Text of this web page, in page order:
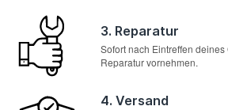
3. Reparatur
Sofort nach Eintreffen
Reparatur vornehmen.
4. Versand